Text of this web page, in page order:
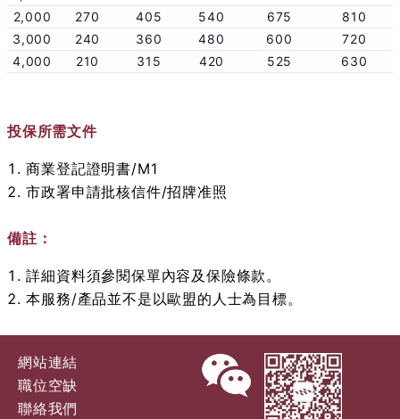
2,000
270 405 540 675
810
3,000
240 360 480 600
720
4,000
210 315 420 525 630
投保所需文件
商業登記證明書/M1
市政署申請批核信件/招牌准照
備註：
詳細資料須參閱保單內容及保險條款。
本服務/產品並不是以歐盟的人士為目標。
網站連結
職位空缺
聯絡我們